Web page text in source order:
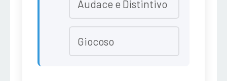
Audace e Distintivo
Giocoso